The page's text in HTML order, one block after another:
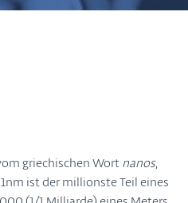
griechischen Wortnanos,
ist der millionste Teil eines